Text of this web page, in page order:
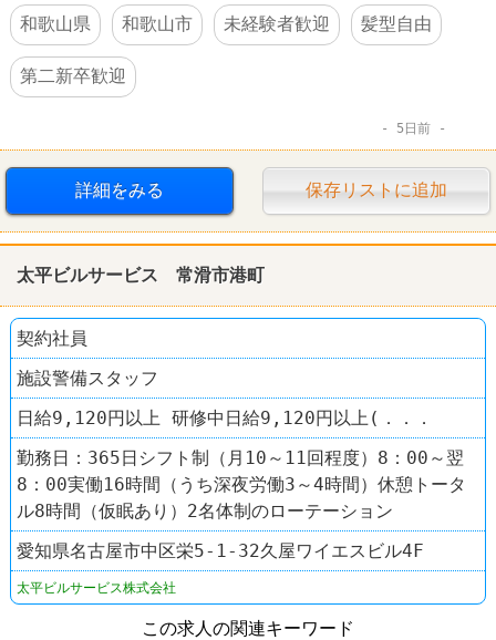
和歌山県 和歌山市 未経験者歓迎 髪型自由
第二新卒歓迎
5日前
詳細をみる 保存リストに追加
太平ビルサービス 常滑市港町
契約社員
施設警備スタッフ
日給9,120円以上 研修中日給9,120円以上(．．．
勤務日：365日シフト制（月10～11回程度）8：00～翌
8：00実働16時間（うち深夜労働3～4時間）休憩トータ
ル8時間（仮眠あり）2名体制のローテーション
愛知県名古屋市中区栄5-1-32久屋ワイエスビル4F
太平ビルサービス株式会社
この求人の関連キーワード